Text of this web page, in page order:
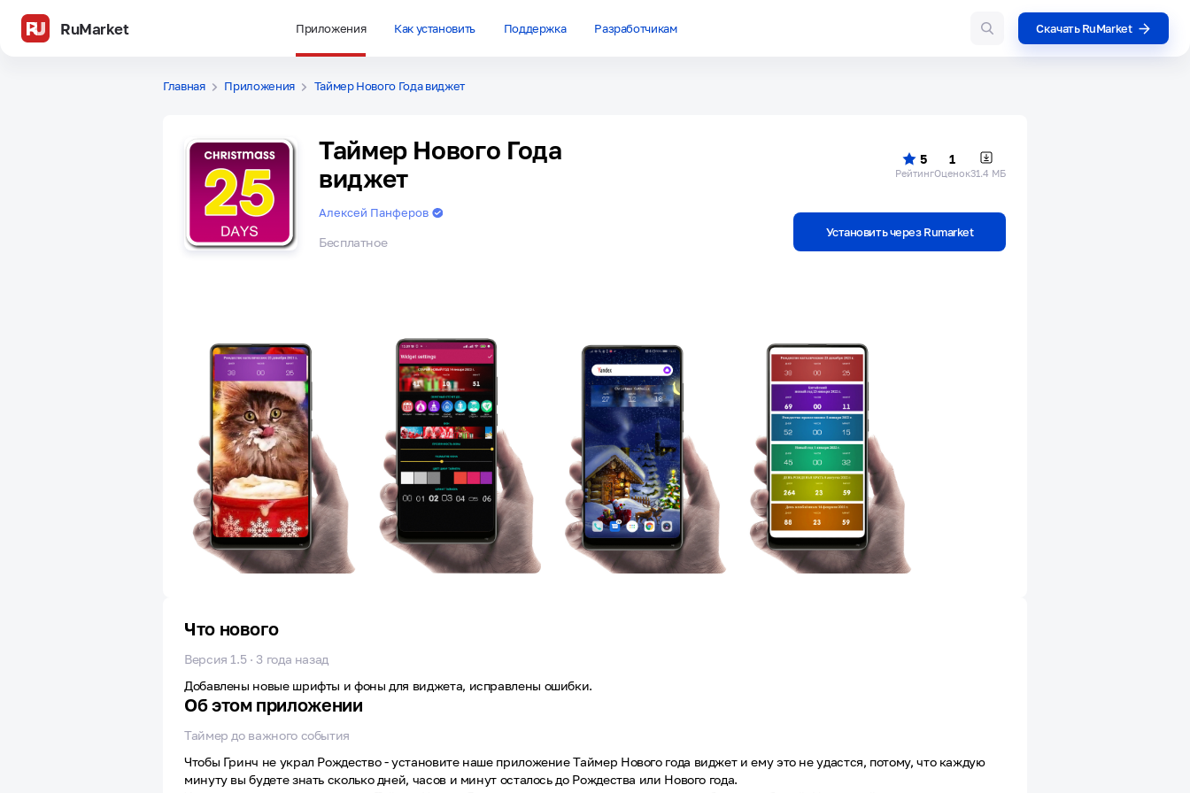
RuMarket Приложения Как установить Поддержка Разработчикам Скачать RuMarket
Главная Приложения Таймер Нового Года виджет
Таймер Нового Года
виджет
Алексей Панферов
Бесплатное
5
Рейтинг
1
Оценок31.4 МБ
Установить через Rumarket
Что нового
Версия 1.5 · 3 года назад
Добавлены новые шрифты и фоны для виджета, исправлены ошибки.
Об этом приложении
Таймер до важного события
Чтобы Гринч не украл Рождество - установите наше приложение Таймер Нового года виджет и ему это не удастся, потому, что каждую
минуту вы будете знать сколько дней, часов и минут осталось до Рождества или Нового года.